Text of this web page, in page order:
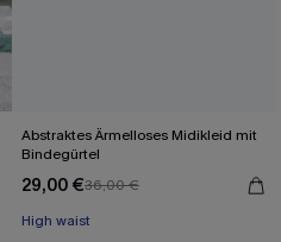
Abstraktes Ärmelloses Midikleid mit
Bindegürtel
29,00 €36,00 €
High waist